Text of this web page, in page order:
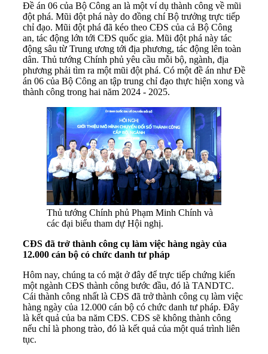
Đề án 06 của Bộ Công an là một ví dụ thành công về mũi
đột phá. Mũi đột phá này do đồng chí Bộ trưởng trực tiếp
chỉ đạo. Mũi đột phá đã kéo theo CĐS của cả Bộ Công
an, tác động lớn tới CĐS quốc gia. Mũi đột phá này tác
động sâu từ Trung ương tới địa phương, tác động lên toàn
dân. Thủ tướng Chính phủ yêu cầu mỗi bộ, ngành, địa
phương phải tìm ra một mũi đột phá. Có một đề án như Đề
án 06 của Bộ Công an tập trung chỉ đạo thực hiện xong và
thành công trong hai năm 2024 - 2025.
Thủ tướng Chính phủ Phạm Minh Chính và
các đại biểu tham dự Hội nghị.
CĐS đã trở thành công cụ làm việc hàng ngày của
12.000 cán bộ có chức danh tư pháp
Hôm nay, chúng ta có mặt ở đây để trực tiếp chứng kiến
một ngành CĐS thành công bước đầu, đó là TANDTC.
Cái thành công nhất là CĐS đã trở thành công cụ làm việc
hàng ngày của 12.000 cán bộ có chức danh tư pháp. Đây
là kết quả của ba năm CĐS. CĐS sẽ không thành công
nếu chỉ là phong trào, đó là kết quả của một quá trình liên
tục.